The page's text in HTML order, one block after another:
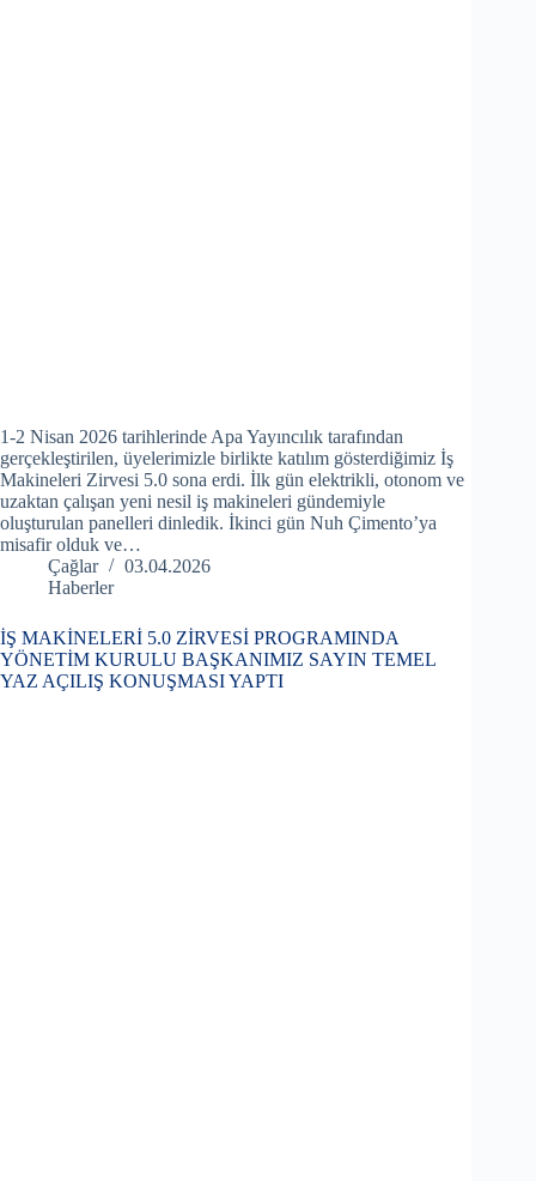
1-2 Nisan 2026 tarihlerinde Apa Yayıncılık tarafından
gerçekleştirilen, üyelerimizle birlikte katılım gösterdiğimiz İş
Makineleri Zirvesi 5.0 sona erdi. İlk gün elektrikli, otonom ve
uzaktan çalışan yeni nesil iş makineleri gündemiyle
oluşturulan panelleri dinledik. İkinci gün Nuh Çimento’ya
misafir olduk ve…
Çağlar
03.04.2026
Haberler
İŞ MAKİNELERİ 5.0 ZİRVESİ PROGRAMINDA
YÖNETİM KURULU BAŞKANIMIZ SAYIN TEMEL
YAZ AÇILIŞ KONUŞMASI YAPTI